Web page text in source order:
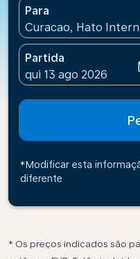
Para
Curacao, Hato
Partida
fc-booking-
qui 13 ago 2026
*Modificar esta
diferente
* Os preços indicados são